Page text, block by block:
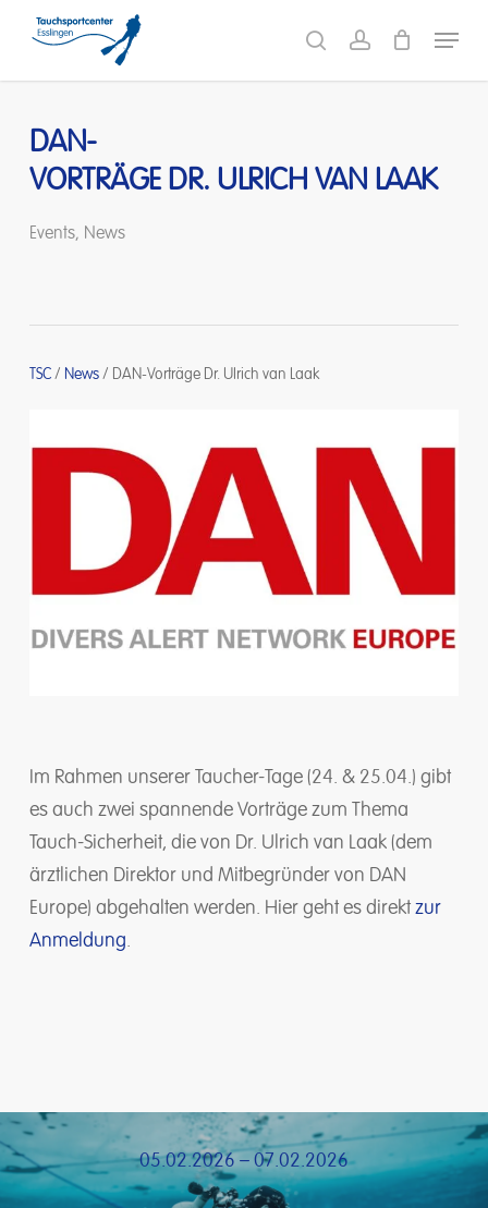
main
searchaccount
Menu
DAN-
VORTRÄGE DR. ULRICH VAN LAAK
Events, News
TSC/ News/ DAN-Vorträge Dr. Ulrich van Laak
Im Rahmen unserer Taucher-Tage (24. & 25.04.) gibt
es auch zwei spannende Vorträge zum Thema
Tauch-Sicherheit, die von Dr. Ulrich van Laak (dem
ärztlichen Direktor und Mitbegründer von DAN
Europe) abgehalten werden. Hier geht es direkt zur
Anmeldung.
05.02.2026 – 07.02.2026